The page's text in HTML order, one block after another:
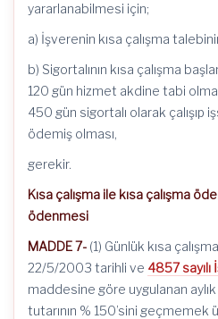
yararlanabilmesi için;
a) İşverenin kısa çalışma
b) Sigortalının kısa çalışma
120 gün hizmet akdine tabi
450 gün sigortalı olarak çalışıp
ödemiş olması,
gerekir.
Kısa çalışma ile kısa çalışma
ödenmesi
MADDE 7- (1) Günlük kısa
22/5/2003 tarihli ve 4857 sayılı
maddesine göre uygulanan
tutarının % 150’sini geçmemek